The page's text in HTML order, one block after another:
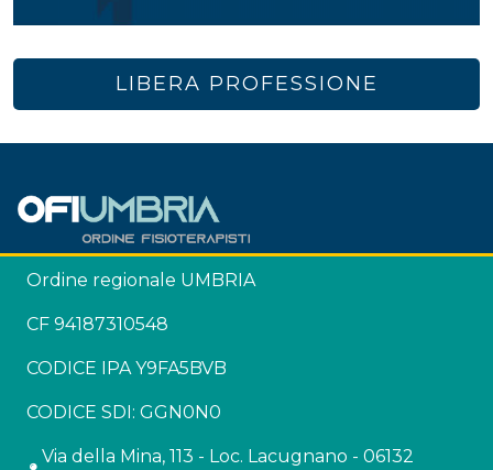
LIBERA PROFESSIONE
Ordine regionale UMBRIA
CF 94187310548
CODICE IPA Y9FA5BVB
CODICE SDI: GGN0N0
Via della Mina, 113 - Loc. Lacugnano - 06132